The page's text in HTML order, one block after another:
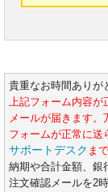
貴重なお時間ありが
上記フォーム内容が
メールが届きます。
フォームが正常に送
サポートデスク ま
納期や合計金額、銀
注文確認メールを2